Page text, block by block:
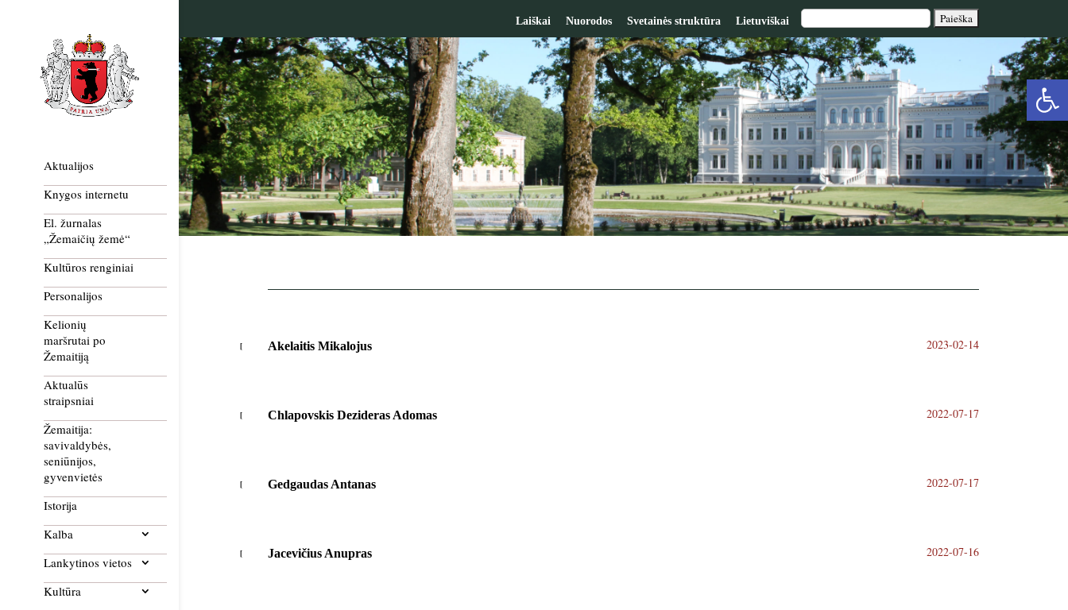
Laiškai Nuorodos Svetainės struktūra Lietuviškai
Aktualijos
Knygos internetu
El. žurnalas
„Žemaičių žemė“
Kultūros renginiai
Personalijos
Kelionių
maršrutai po
Žemaitiją
Aktualūs
straipsniai
Žemaitija:
savivaldybės,
seniūnijos,
gyvenvietės
Istorija
Kalba
Lankytinos vietos
Kultūra
Akelaitis Mikalojus 2023-02-14
Chlapovskis Dezideras Adomas 2022-07-17
Gedgaudas Antanas 2022-07-17
Jacevičius Anupras 2022-07-16